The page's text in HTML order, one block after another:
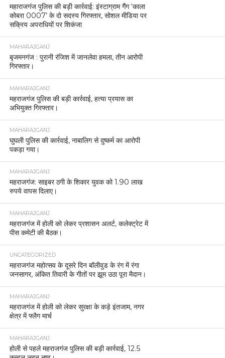
महाराजगंज पुलिस की बड़ी कार्रवाई: इंस्टाग्राम गैंग ‘काला
कोबरा 0007’ के दो सदस्य गिरफ्तार, सोशल मीडिया पर
सक्रिय अपराधियों पर शिकंजा
MAHARAJGANJ
बृजमनगंज : पुरानी रंजिश में जानलेवा हमला, तीन आरोपी
गिरफ्तार।
MAHARAJGANJ
महराजगंज पुलिस की बड़ी कार्रवाई, हत्या प्रयास का
अभियुक्त गिरफ्तार।
MAHARAJGANJ
घुघली पुलिस की कार्रवाई, नाबालिग से दुष्कर्म का आरोपी
पकड़ा गया।
MAHARAJGANJ
महराजगंज: साइबर ठगी के शिकार युवक को 1.90 लाख
रुपये वापस दिलाए।
MAHARAJGANJ
महराजगंज में होली को लेकर प्रशासन अलर्ट, कलेक्ट्रेट में
पीस कमेटी की बैठक।
UNCATEGORIZED
महराजगंज महोत्सव के दूसरे दिन बॉलीवुड के रंग में रंगा
जनसागर, अंकित तिवारी के गीतों पर झूम उठा पूरा मैदान।
MAHARAJGANJ
महराजगंज में होली को लेकर सुरक्षा के कड़े इंतजाम, नगर
क्षेत्र में फ्लैग मार्च
MAHARAJGANJ
होली से पहले महराजगंज पुलिस की बड़ी कार्रवाई, 12.5